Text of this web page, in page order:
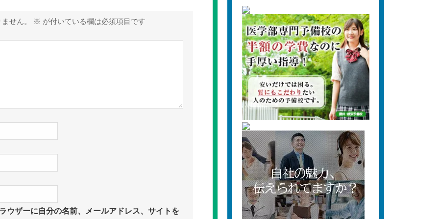
せん。 ※ が付いている欄は必須項目です
ウザーに自分の名前、メールアドレス、サイトを